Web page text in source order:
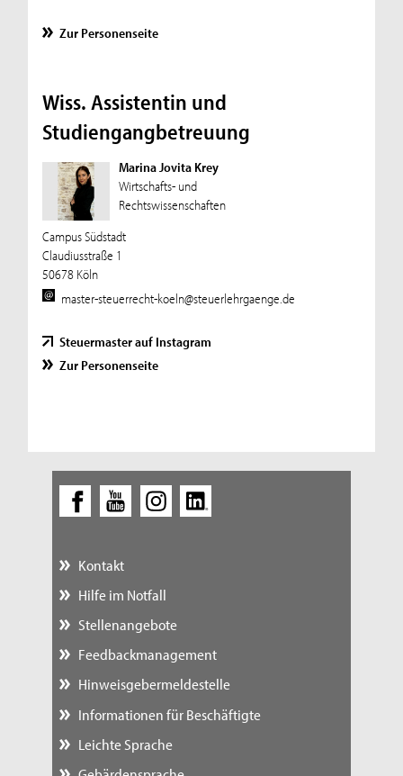
Zur Personenseite
Wiss. Assistentin und
Studiengangbetreuung
Marina Jovita Krey
Wirtschafts- und
Rechtswissenschaften
Campus Südstadt
Claudiusstraße 1
50678 Köln
master-steuerrecht-koeln@steuerlehrgaenge.de
Steuermaster auf Instagram
Zur Personenseite
Kontakt
Hilfe im Notfall
Stellenangebote
Feedbackmanagement
Hinweisgebermeldestelle
Informationen für Beschäftigte
Leichte Sprache